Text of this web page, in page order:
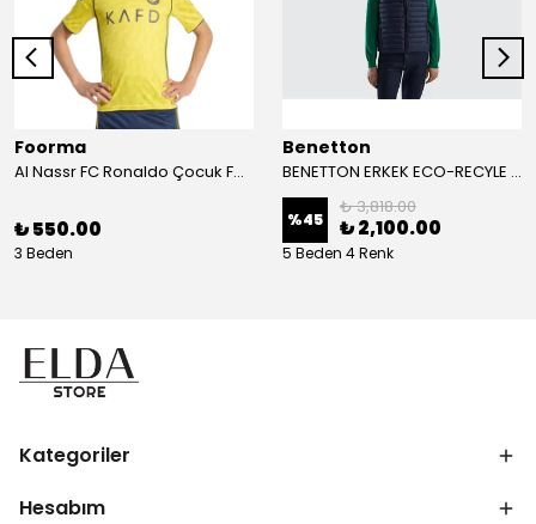
Foorma
Al Nassr FC Ronaldo Çocuk Forma 2'li Takım(Şort/T-Shirt)
₺ 550.00
3 Beden
Benetton
BENETTON ERKEK ECO-RECYLE DOLGULU PUFA YELEK
%45
₺ 3,818.00
₺ 2,100.00
5 Beden 4 Renk
Kategoriler
Hesabım